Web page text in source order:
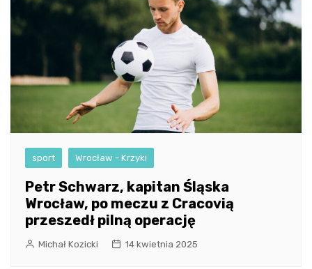
sport Wrocław - Krzyki
Petr Schwarz, kapitan Śląska
Wrocław, po meczu z Cracovią
przeszedł pilną operację
Michał Kozicki 14 kwietnia 2025